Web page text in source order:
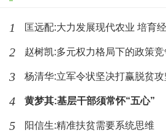
看，一边帮忙，一边叫人将在山上
来。
后来，交警查看现场后证实，
裂开的洞以外，其他位置并没有伤
应该是趴在轮胎上玩耍，但由于身
1 匡远配:大力发展现代农业 培育
2 赵树凯:多元权力格局下的政策竞
3 杨清华:立军令状坚决打赢脱贫
4 黄梦其:基层干部须常怀“五心”
5 阳信生:精准扶贫需要系统思维